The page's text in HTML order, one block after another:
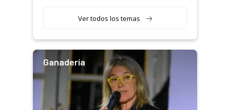
variedades que marcan un
salto tecnológico en genética y
Ver todos los temas
Ganadería